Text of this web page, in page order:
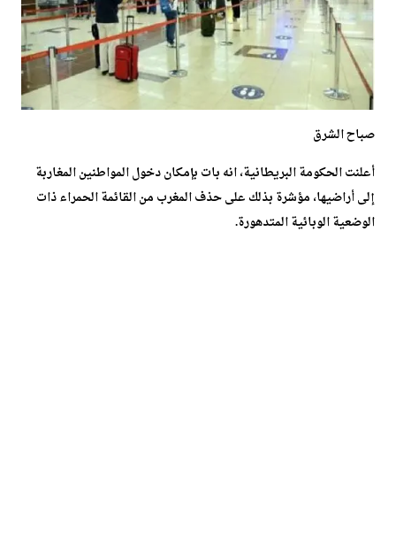
صباح الشرق
أعلنت الحكومة البريطانية، انه بات بإمكان دخول المواطنين المغاربة
إلى أراضيها، مؤشرة بذلك على حذف المغرب من القائمة الحمراء ذات
الوضعية الوبائية المتدهورة.